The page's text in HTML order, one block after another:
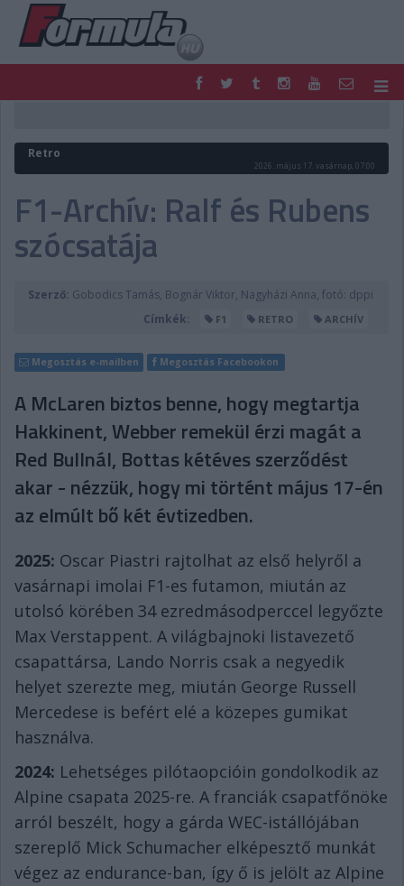
FORMULA
MOTOR
PODCAST
SHOP
DIGITÁLIS MAGAZIN
Retro
2026. május 17. vasárnap, 07:00
F1-Archív: Ralf és Rubens
szócsatája
Szerző: Gobodics Tamás, Bognár Viktor, Nagyházi Anna, fotó: dppi
Címkék:
F1 RETRO ARCHÍV
Megosztás e-mailben Megosztás Facebookon
A McLaren biztos benne, hogy megtartja
Hakkinent, Webber remekül érzi magát a
Red Bullnál, Bottas kétéves szerződést
akar - nézzük, hogy mi történt május 17-én
az elmúlt bő két évtizedben.
2025: Oscar Piastri rajtolhat az első helyről a
vasárnapi imolai F1-es futamon, miután az
utolsó körében 34 ezredmásodperccel legyőzte
Max Verstappent. A világbajnoki listavezető
csapattársa, Lando Norris csak a negyedik
helyet szerezte meg, miután George Russell
Mercedese is befért elé a közepes gumikat
használva.
2024: Lehetséges pilótaopcióin gondolkodik az
Alpine csapata 2025-re. A franciák csapatfőnöke
arról beszélt, hogy a gárda WEC-istállójában
szereplő Mick Schumacher elképesztő munkát
végez az endurance-ban, így ő is jelölt az Alpine